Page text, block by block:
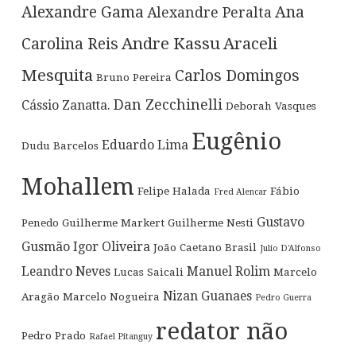
Alexandre Gama Alexandre Peralta Ana
Carolina Reis Andre Kassu Araceli
Mesquita Bruno Pereira Carlos Domingos
Cássio Zanatta. Dan Zecchinelli Deborah Vasques
Dudu Barcelos Eduardo Lima Eugênio
Mohallem Felipe Halada Fred Alencar Fábio
Penedo Guilherme Markert Guilherme Nesti Gustavo
Gusmão Igor Oliveira João Caetano Brasil Julio D'Alfonso
Leandro Neves Lucas Saicali Manuel Rolim Marcelo
Aragão Marcelo Nogueira Nizan Guanaes Pedro Guerra
Pedro Prado Rafael Pitanguy redator não